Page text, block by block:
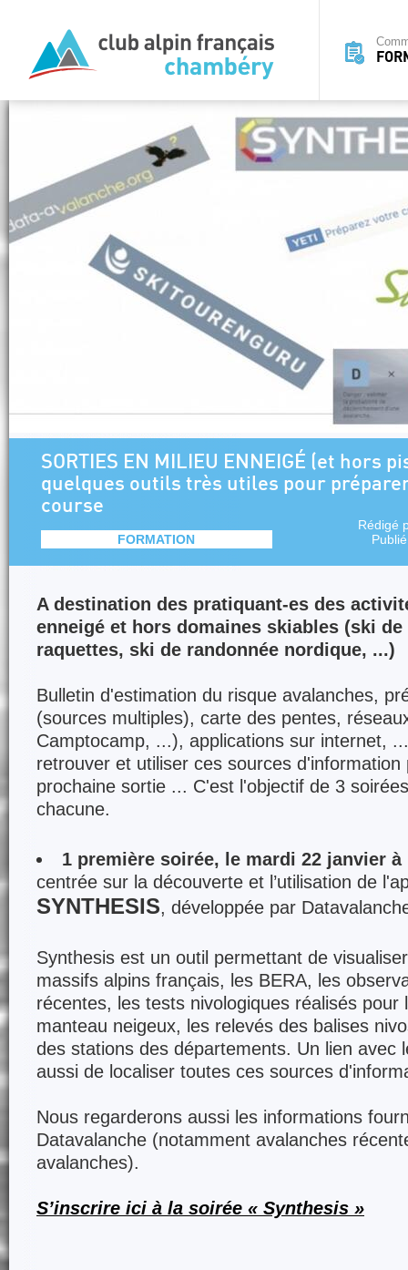
SORTIES EN MILIEU ENNEIGÉ (et hors
quelques outils très utiles pour
course
FORMATION
Rédigé
A destination des pratiquant-es des
enneigé et hors domaines skiables (ski de
raquettes, ski de randonnée nordique, ...)
Bulletin d'estimation du risque avalanches,
(sources multiples), carte des pentes,
Camptocamp, ...), applications sur internet,
retrouver et utiliser ces sources
prochaine sortie ... C'est l'objectif de 3
chacune.
1 première soirée, le mardi 22 janvier à
centrée sur la découverte et l’utilisation de
SYNTHESIS, développée par
Synthesis est un outil permettant de
massifs alpins français, les BERA, les
récentes, les tests nivologiques réalisés pour
manteau neigeux, les relevés des balises
des stations des départements. Un lien avec
aussi de localiser toutes ces sources
Nous regarderons aussi les informations
Datavalanche (notamment avalanches
avalanches).
S’inscrire ici à la soirée « Synthesis »